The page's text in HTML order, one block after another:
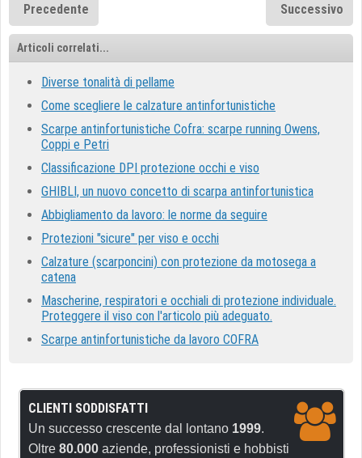
Precedente Successivo
Articoli correlati...
Diverse tonalità di pellame
Come scegliere le calzature antinfortunistiche
Scarpe antinfortunistiche Cofra: scarpe running Owens,
Coppi e Petri
Classificazione DPI protezione occhi e viso
GHIBLI, un nuovo concetto di scarpa antinfortunistica
Abbigliamento da lavoro: le norme da seguire
Protezioni "sicure" per viso e occhi
Calzature (scarponcini) con protezione da motosega a
catena
Mascherine, respiratori e occhiali di protezione individuale.
Proteggere il viso con l'articolo più adeguato.
Scarpe antinfortunistiche da lavoro COFRA
CLIENTI SODDISFATTI
Un successo crescente dal lontano 1999.
Oltre 80.000 aziende, professionisti e hobbisti